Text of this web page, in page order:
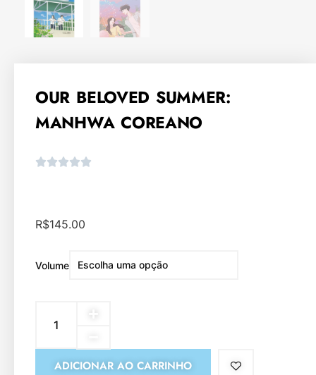
OUR BELOVED SUMMER:
MANHWA COREANO
R$145.00
Volume
ADICIONAR AO CARRINHO